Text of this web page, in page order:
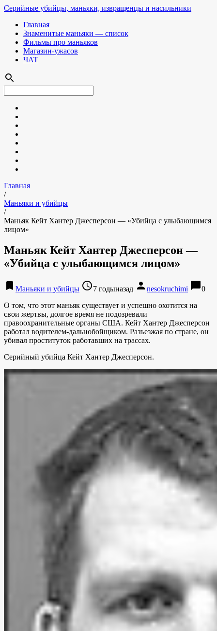
Серийные убийцы, маньяки, извращенцы и насильники
Главная
Знаменитые маньяки — список
Фильмы про маньяков
Магазин-ужасов
ЧАТ
search
Главная
/
Маньяки и убийцы
/
Маньяк Кейт Хантер Джесперсон — «Убийца с улыбающимся
лицом»
Маньяк Кейт Хантер Джесперсон —
«Убийца с улыбающимся лицом»
bookmark Маньяки и убийцы access_time7 годыназад person nesokruchimi chat_bubble0
О том, что этот маньяк существует и успешно охотится на
свои жертвы, долгое время не подозревали
правоохранительные органы США. Кейт Хантер Джесперсон
работал водителем-дальнобойщиком. Разъезжая по стране, он
убивал проституток работавших на трассах.
Серийный убийца Кейт Хантер Джесперсон.